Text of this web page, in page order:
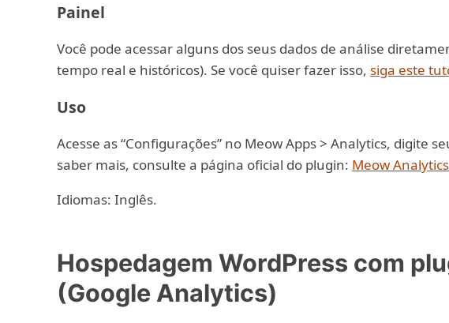
Hospedagem WordPress com
(Google Analytics)
Painel
Você pode acessar alguns dos seus dados de análise
tempo real e históricos). Se você quiser fazer isso, siga este
Uso
Acesse as “Configurações” no Meow Apps > Analytics, digite
saber mais, consulte a página oficial do plugin: Meow Analytics
Idiomas: Inglês.